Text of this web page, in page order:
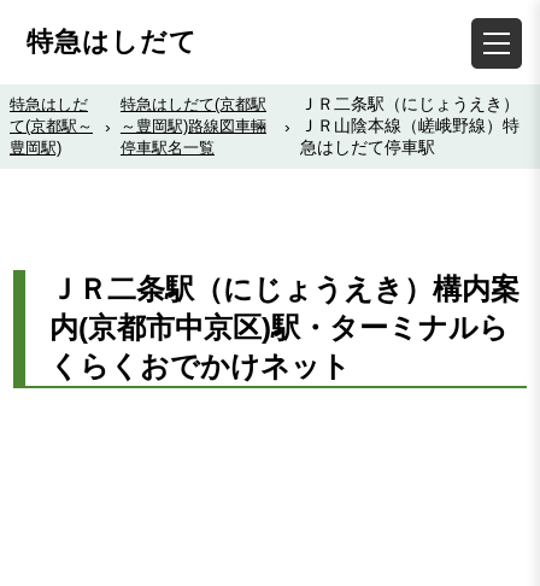
特急はしだて
特急はしだ
て(京都駅～
豊岡駅)
›
特急はしだて(京都駅
～豊岡駅)路線図車輛
停車駅名一覧
›
ＪＲ二条駅（にじょうえき）
ＪＲ山陰本線（嵯峨野線）特
急はしだて停車駅
ＪＲ二条駅（にじょうえき）構内案
内(京都市中京区)駅・ターミナルら
くらくおでかけネット